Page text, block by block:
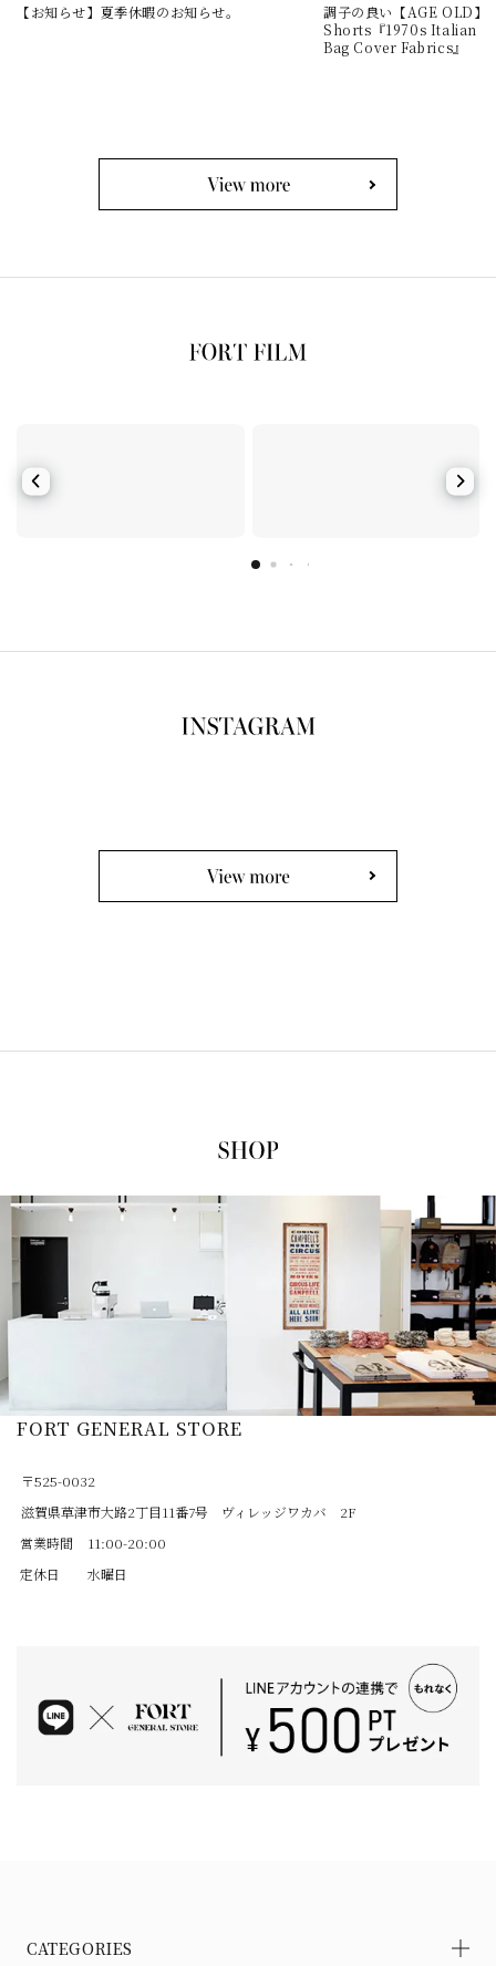
【お知らせ】夏季休暇のお知らせ。
調子の良い【AGE OLD
Shorts『1970s Italian
Bag Cover Fabrics』
View more
FORT GENERAL STORE
〒525-0032
滋賀県草津市大路2丁目11番7号 ヴィレッジワカバ 2F
営業時間
11:00-20:00
定休日
水曜日
CATEGORIES